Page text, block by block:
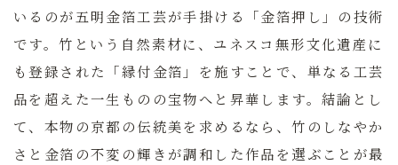
いるのが五明金箔工芸が手掛ける「金箔押し」の技術
です。竹という自然素材に、ユネスコ無形文化遺産に
も登録された「縁付金箔」を施すことで、単なる工芸
品を超えた一生ものの宝物へと昇華します。結論とし
て、本物の京都の伝統美を求めるなら、竹のしなやか
さと金箔の不変の輝きが調和した作品を選ぶことが最